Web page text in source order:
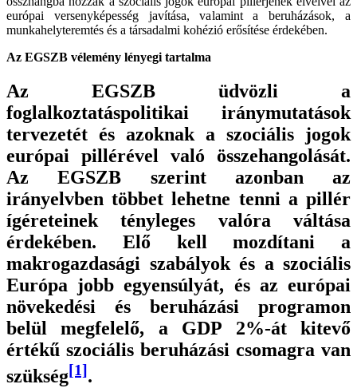
európai versenyképesség javítása, valamint a beruházások, a
munkahelyteremtés és a társadalmi kohézió erősítése érdekében.
Az EGSZB vélemény lényegi tartalma
Az EGSZB üdvözli a
foglalkoztatáspolitikai iránymutatások
tervezetét és azoknak a szociális jogok
európai pillérével való összehangolását.
Az EGSZB szerint azonban az
irányelvben többet lehetne tenni a pillér
ígéreteinek tényleges valóra váltása
érdekében. Elő kell mozdítani a
makrogazdasági szabályok és a szociális
Európa jobb egyensúlyát, és az európai
növekedési és beruházási programon
belül megfelelő, a GDP 2%-át kitevő
értékű szociális beruházási csomagra van
szükség[1].